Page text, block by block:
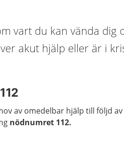
vart du kan vända dig
akut hjälp eller är i
av omedelbar hjälp till följd
nödnumret 112.